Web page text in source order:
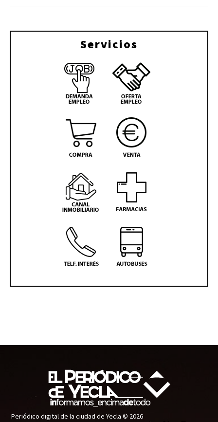
Servicios
Periódico digital de la ciudad de Yecla © 2026